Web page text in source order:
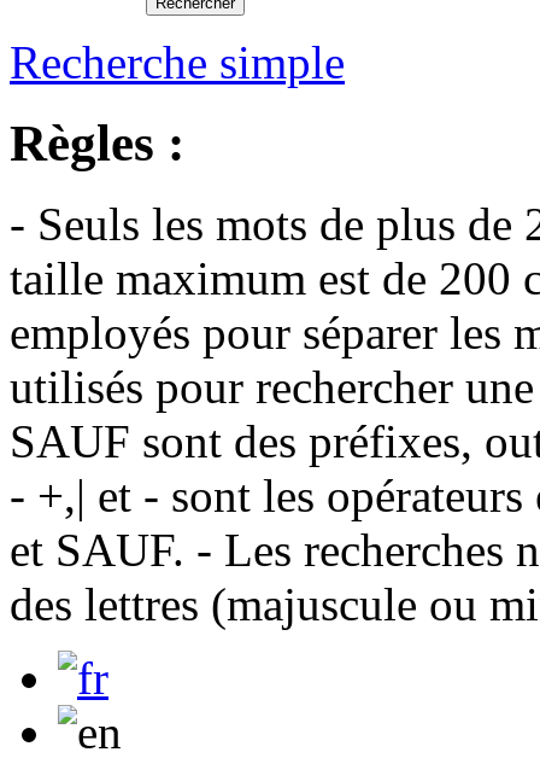
Recherche simple
Règles :
- Seuls les mots de plus de
taille maximum est de 200
employés pour séparer les
utilisés pour rechercher
SAUF sont des préfixes,
- +,| et - sont les
et SAUF. - Les recherches
des lettres (majuscule ou